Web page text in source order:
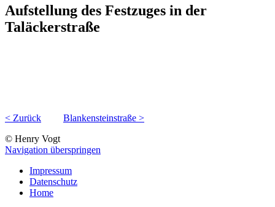
Aufstellung des Festzuges in der
Taläckerstraße
< Zurück
Blankensteinstraße >
© Henry Vogt
Navigation überspringen
Impressum
Datenschutz
Home